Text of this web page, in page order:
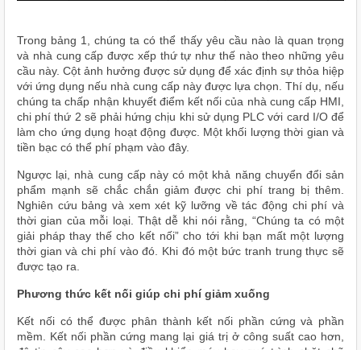
Trong bảng 1, chúng ta có thể thấy yêu cầu nào là quan trọng
và nhà cung cấp được xếp thứ tự như thế nào theo những yêu
cầu này. Cột ảnh hưởng được sử dụng để xác định sự thỏa hiệp
với ứng dụng nếu nhà cung cấp này được lựa chọn. Thí dụ, nếu
chúng ta chấp nhận khuyết điểm kết nối của nhà cung cấp HMI,
chi phí thứ 2 sẽ phải hứng chịu khi sử dụng PLC với card I/O để
làm cho ứng dụng hoạt động được. Một khối lượng thời gian và
tiền bạc có thể phí phạm vào đây.
Ngược lại, nhà cung cấp này có một khả năng chuyển đổi sản
phẩm mạnh sẽ chắc chắn giảm được chi phí trang bị thêm.
Nghiên cứu bảng và xem xét kỹ lưỡng về tác động chi phí và
thời gian của mỗi loại. Thật dễ khi nói rằng, “Chúng ta có một
giải pháp thay thế cho kết nối” cho tới khi bạn mất một lượng
thời gian và chi phí vào đó. Khi đó một bức tranh trung thực sẽ
được tạo ra.
Phương thức kết nối giúp chi phí giảm xuống
Kết nối có thể được phân thành kết nối phần cứng và phần
mềm. Kết nối phần cứng mang lại giá trị ở công suất cao hơn,